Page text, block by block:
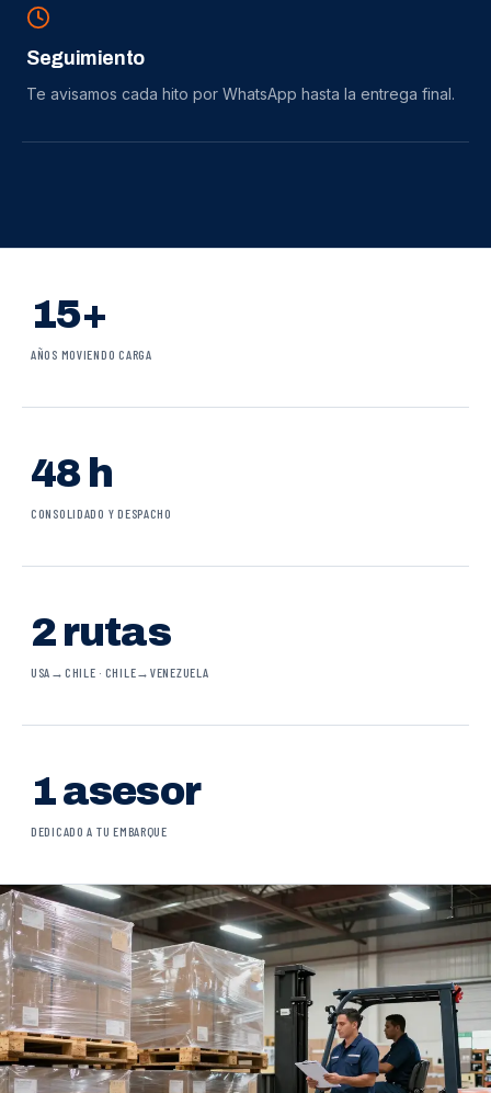
Seguimiento
Te avisamos cada hito por WhatsApp hasta la entrega final.
15+
AÑOS MOVIENDO CARGA
48 h
CONSOLIDADO Y DESPACHO
2 rutas
USA→CHILE · CHILE→VENEZUELA
1 asesor
DEDICADO A TU EMBARQUE